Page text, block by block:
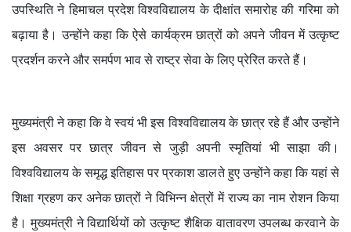
उपस्थिति ने हिमाचल प्रदेश विश्वविद्यालय के दीक्षांत समारोह की गरिमा को
बढ़ाया है। उन्होंने कहा कि ऐसे कार्यक्रम छात्रों को अपने जीवन में उत्कृष्ट
प्रदर्शन करने और समर्पण भाव से राष्ट्र सेवा के लिए प्रेरित करते हैं।
मुख्यमंत्री ने कहा कि वे स्वयं भी इस विश्वविद्यालय के छात्र रहे हैं और उन्होंने
इस अवसर पर छात्र जीवन से जुड़ी अपनी स्मृतियां भी साझा की।
विश्वविद्यालय के समृद्ध इतिहास पर प्रकाश डालते हुए उन्होंने कहा कि यहां से
शिक्षा ग्रहण कर अनेक छात्रों ने विभिन्न क्षेत्रों में राज्य का नाम रोशन किया
है। मुख्यमंत्री ने विद्यार्थियों को उत्कृष्ट शैक्षिक वातावरण उपलब्ध करवाने के